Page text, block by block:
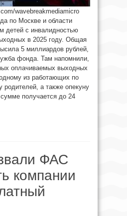
wavebreakmediamicro
по Москве и области
детей с инвалидностью
в 2025 году. Общая
5 миллиардов рублей,
фонда. Там напомнили,
оплачиваемых выходных
из работающих по
родителей, а также опекуну
получается до 24
ФАС
компании